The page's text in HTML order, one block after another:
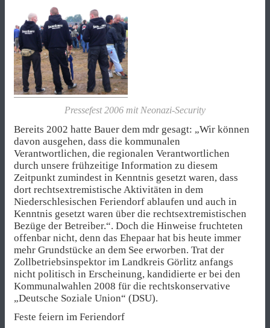
Pressefest 2006 mit Neonazi-Security
Bereits 2002 hatte Bauer dem mdr gesagt: „Wir können
davon ausgehen, dass die kommunalen
Verantwortlichen, die regionalen Verantwortlichen
durch unsere frühzeitige Information zu diesem
Zeitpunkt zumindest in Kenntnis gesetzt waren, dass
dort rechtsextremistische Aktivitäten in dem
Niederschlesischen Feriendorf ablaufen und auch in
Kenntnis gesetzt waren über die rechtsextremistischen
Bezüge der Betreiber.“. Doch die Hinweise fruchteten
offenbar nicht, denn das Ehepaar hat bis heute immer
mehr Grundstücke an dem See erworben. Trat der
Zollbetriebsinspektor im Landkreis Görlitz anfangs
nicht politisch in Erscheinung, kandidierte er bei den
Kommunalwahlen 2008 für die rechtskonservative
„Deutsche Soziale Union“ (DSU).
Feste feiern im Feriendorf